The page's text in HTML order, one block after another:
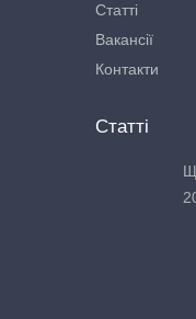
Статті
Вакансії
Контакти
Статті